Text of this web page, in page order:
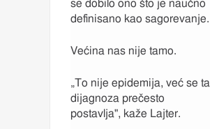
se dobilo ono što je naučno
definisano kao sagorevanje.
Većina nas nije tamo.
„To nije epidemija, već se ta
dijagnoza prečesto
postavlja", kaže Lajter.